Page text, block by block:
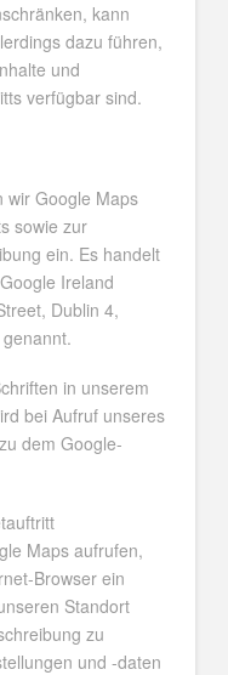
kann
dazu führen,
und
verfügbar sind.
wir Google Maps
sowie zur
ein. Es handelt
Ireland
Dublin 4,
in unserem
bei Aufruf unseres
dem Google-
Maps aufrufen,
Browser ein
Standort
zu
und -daten